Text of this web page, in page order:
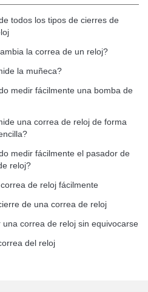
todos los tipos de cierres de
la correa de un reloj?
la muñeca?
medir fácilmente una bomba de
una correa de reloj de forma
medir fácilmente el pasador de
reloj?
de reloj fácilmente
de una correa de reloj
una correa de reloj sin equivocarse
del reloj